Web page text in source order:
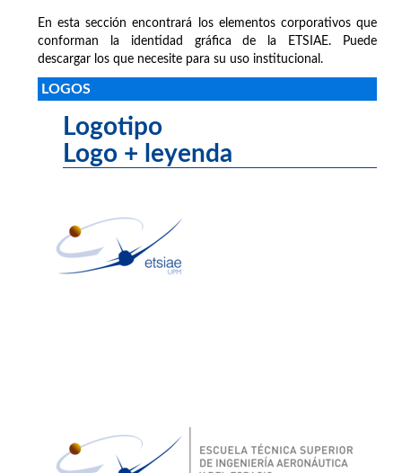
En esta sección encontrará los elementos corporativos que
conforman la identidad gráfica de la ETSIAE. Puede
descargar los que necesite para su uso institucional.
LOGOS
Logotipo
Logo + leyenda